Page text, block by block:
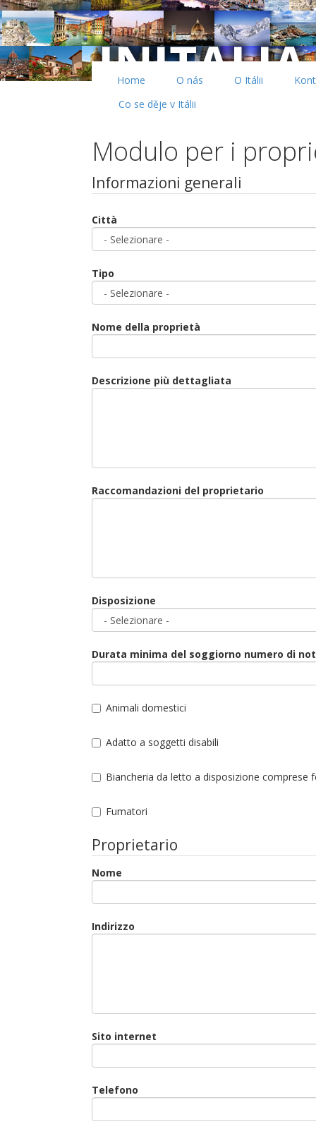
Home O nás O Itálii
Co se děje v Itálii
Modulo per i
Informazioni generali
Città
Tipo
Nome della proprietà
Descrizione più dettagliata
Raccomandazioni del proprietario
Disposizione
Durata minima del soggiorno numero di
Animali domestici
Adatto a soggetti disabili
Biancheria da letto a disposizione comprese
Fumatori
Proprietario
Nome
Indirizzo
Sito internet
Telefono